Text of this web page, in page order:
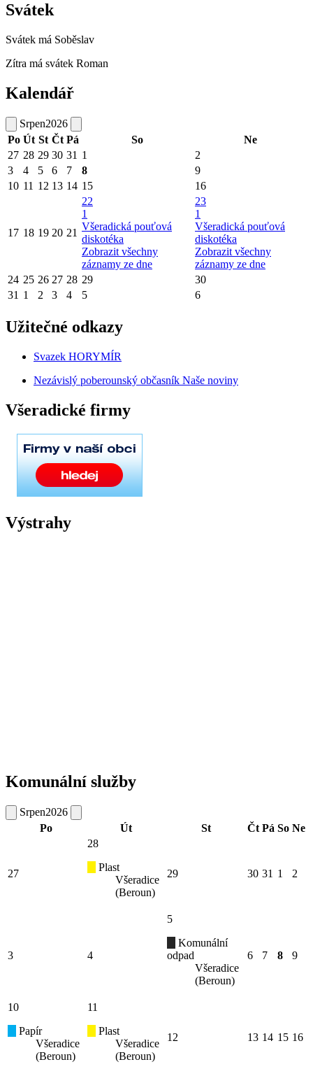
Svátek
Svátek má Soběslav
Zítra má svátek Roman
Kalendář
Srpen2026
Po Út St Čt Pá So
Ne
27 28 29 30 31 1
2
3
4 5 6 7 8
9
10 11 12 13 14 15 16
17 18 19 20 21
22
1
Všeradická pouťová
diskotéka
Zobrazit všechny
záznamy ze dne
23
1
Všeradická pouťová
diskotéka
Zobrazit všechny
záznamy ze dne
24 25 26 27 28 29
30
31 1 2 3 4 5 6
Užitečné odkazy
Svazek HORYMÍR
Nezávislý poberounský občasník Naše noviny
Všeradické firmy
Výstrahy
Komunální služby
Srpen2026
Po
Út St Čt Pá So Ne
27
28
Plast
Všeradice
(Beroun)
29 30 31 1 2
3 4
5
Komunální
odpad
Všeradice
(Beroun)
6 7 8 9
10
Papír
Všeradice
(Beroun)
11
Plast
Všeradice
(Beroun)
12 13 14 15 16